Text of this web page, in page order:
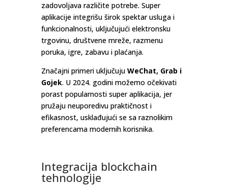
zadovoljava različite potrebe. Super
aplikacije integrišu širok spektar usluga i
funkcionalnosti, uključujući elektronsku
trgovinu, društvene mreže, razmenu
poruka, igre, zabavu i plaćanja.
Značajni primeri uključuju WeChat, Grab i
Gojek. U 2024. godini možemo očekivati
porast popularnosti super aplikacija, jer
pružaju neuporedivu praktičnost i
efikasnost, usklađujući se sa raznolikim
preferencama modernih korisnika.
Integracija blockchain
tehnologije